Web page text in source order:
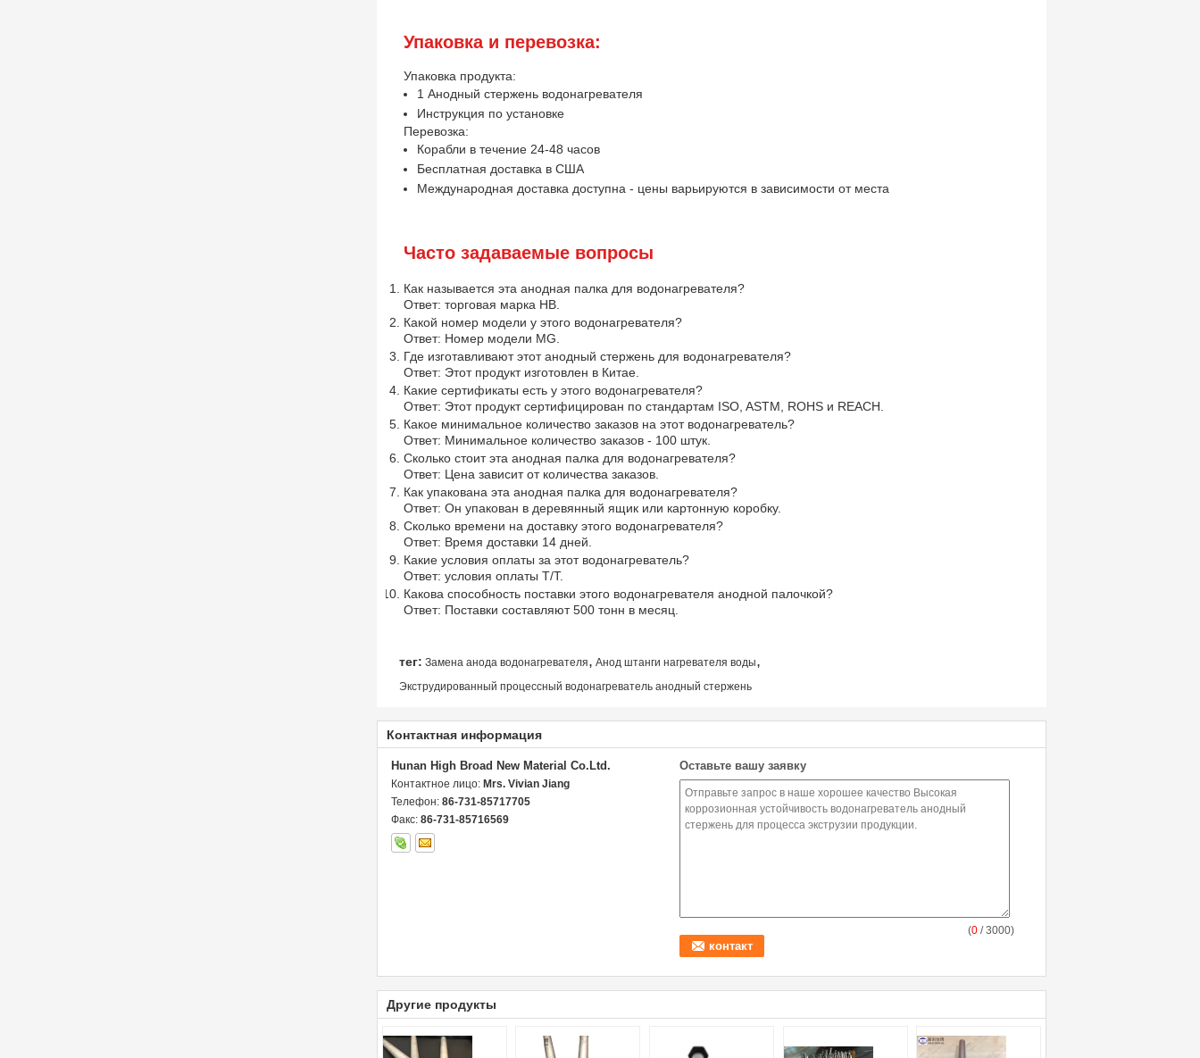
Упаковка и перевозка:
Упаковка продукта:
1 Анодный стержень водонагревателя
Инструкция по установке
Перевозка:
Корабли в течение 24-48 часов
Бесплатная доставка в США
Международная доставка доступна - цены варьируются в зависимости от места
Часто задаваемые вопросы
Как называется эта анодная палка для водонагревателя?
Ответ: торговая марка HB.
Какой номер модели у этого водонагревателя?
Ответ: Номер модели MG.
Где изготавливают этот анодный стержень для водонагревателя?
Ответ: Этот продукт изготовлен в Китае.
Какие сертификаты есть у этого водонагревателя?
Ответ: Этот продукт сертифицирован по стандартам ISO, ASTM, ROHS и REACH.
Какое минимальное количество заказов на этот водонагреватель?
Ответ: Минимальное количество заказов - 100 штук.
Сколько стоит эта анодная палка для водонагревателя?
Ответ: Цена зависит от количества заказов.
Как упакована эта анодная палка для водонагревателя?
Ответ: Он упакован в деревянный ящик или картонную коробку.
Сколько времени на доставку этого водонагревателя?
Ответ: Время доставки 14 дней.
Какие условия оплаты за этот водонагреватель?
Ответ: условия оплаты T/T.
Какова способность поставки этого водонагревателя анодной палочкой?
Ответ: Поставки составляют 500 тонн в месяц.
тег: Замена анода водонагревателя, Анод штанги нагревателя воды,
Экструдированный процессный водонагреватель анодный стержень
Контактная информация
Hunan High Broad New Material Co.Ltd.
Контактное лицо: Mrs. Vivian Jiang
Телефон: 86-731-85717705
Факс: 86-731-85716569
Оставьте вашу заявку
(0 / 3000)
Другие продукты